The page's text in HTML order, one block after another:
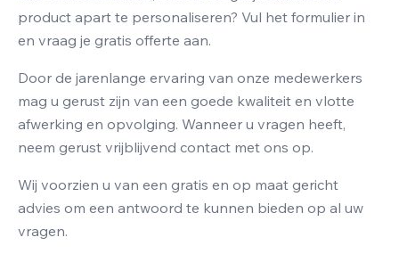
product apart te personaliseren? Vul het formulier in
en vraag je gratis offerte aan.
Door de jarenlange ervaring van onze medewerkers
mag u gerust zijn van een goede kwaliteit en vlotte
afwerking en opvolging. Wanneer u vragen heeft,
neem gerust vrijblijvend contact met ons op.
Wij voorzien u van een gratis en op maat gericht
advies om een antwoord te kunnen bieden op al uw
vragen.